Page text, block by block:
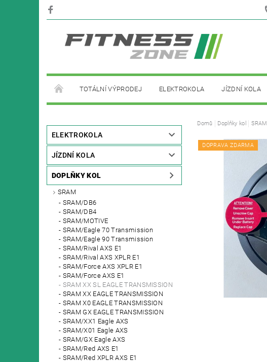
TOTÁLNÍ VÝPRODEJ ELEKTROKOLA JÍZDNÍ KOLA
ELEKTROKOLA
JÍZDNÍ KOLA
DOPLŇKY KOL
SRAM
SRAM/DB6
SRAM/DB4
SRAM/MOTIVE
SRAM/Eagle 70 Transmission
SRAM/Eagle 90 Transmission
SRAM/Rival AXS E1
SRAM/Rival AXS XPLR E1
SRAM/Force AXS XPLR E1
SRAM/Force AXS E1
SRAM XX SL EAGLE TRANSMISSION
SRAM XX EAGLE TRANSMISSION
SRAM X0 EAGLE TRANSMISSION
SRAM GX EAGLE TRANSMISSION
SRAM/XX1 Eagle AXS
SRAM/X01 Eagle AXS
SRAM/GX Eagle AXS
SRAM/Red AXS E1
SRAM/Red XPLR AXS E1
Domů Doplňky kol SRAM
DOPRAVA ZDARMA